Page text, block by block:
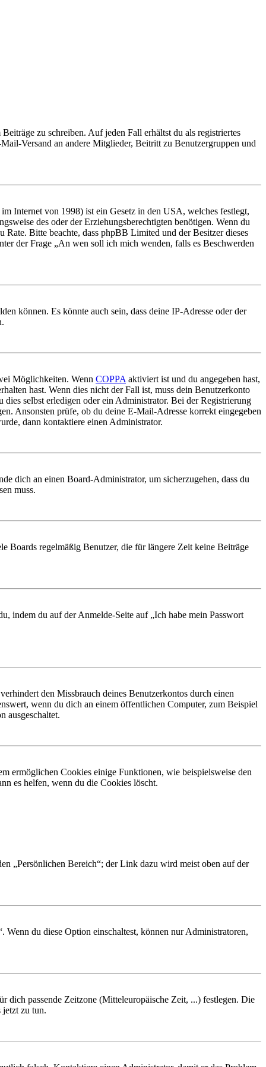
zu schreiben. Auf jeden Fall erhältst du als registriertes
Versand an andere Mitglieder, Beitritt zu Benutzergruppen und
Internet von 1998) ist ein Gesetz in den USA, welches festlegt,
des oder der Erziehungsberechtigten benötigen. Wenn du
Bitte beachte, dass phpBB Limited und der Besitzer dieses
der Frage „An wen soll ich mich wenden, falls es Beschwerden
können. Es könnte auch sein, dass deine IP-Adresse oder der
Möglichkeiten. Wenn COPPA aktiviert ist und du angegeben hast,
hast. Wenn dies nicht der Fall ist, muss dein Benutzerkonto
selbst erledigen oder ein Administrator. Bei der Registrierung
Ansonsten prüfe, ob du deine E-Mail-Adresse korrekt eingegeben
dann kontaktiere einen Administrator.
dich an einen Board-Administrator, um sicherzugehen, dass du
muss.
Boards regelmäßig Benutzer, die für längere Zeit keine Beiträge
indem du auf der Anmelde-Seite auf „Ich habe mein Passwort
den Missbrauch deines Benutzerkontos durch einen
wenn du dich an einem öffentlichen Computer, zum Beispiel
ausgeschaltet.
ermöglichen Cookies einige Funktionen, wie beispielsweise den
es helfen, wenn du die Cookies löscht.
„Persönlichen Bereich“; der Link dazu wird meist oben auf der
du diese Option einschaltest, können nur Administratoren,
dich passende Zeitzone (Mitteleuropäische Zeit, ...) festlegen. Die
jetzt zu tun.